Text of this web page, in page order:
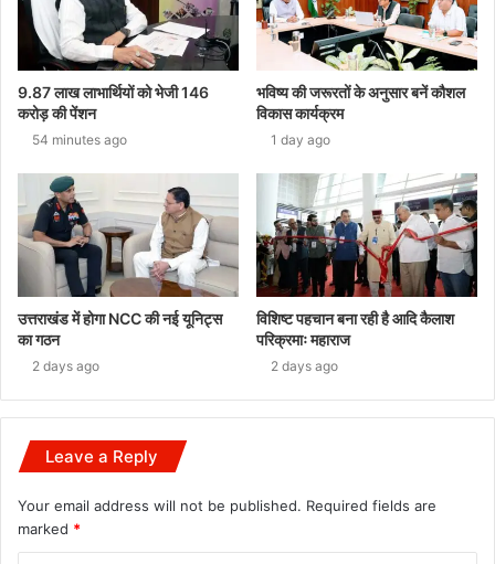
9.87 लाख लाभार्थियों को भेजी 146
करोड़ की पेंशन
54 minutes ago
भविष्य की जरूरतों के अनुसार बनें कौशल
विकास कार्यक्रम
1 day ago
उत्तराखंड में होगा NCC की नई यूनिट्स
का गठन
2 days ago
विशिष्ट पहचान बना रही है आदि कैलाश
परिक्रमाः महाराज
2 days ago
Leave a Reply
Your email address will not be published. Required fields are
marked *